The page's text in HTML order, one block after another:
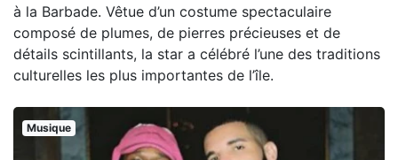
à la Barbade. Vêtue d’un costume spectaculaire
composé de plumes, de pierres précieuses et de
détails scintillants, la star a célébré l’une des traditions
culturelles les plus importantes de l’île.
Musique